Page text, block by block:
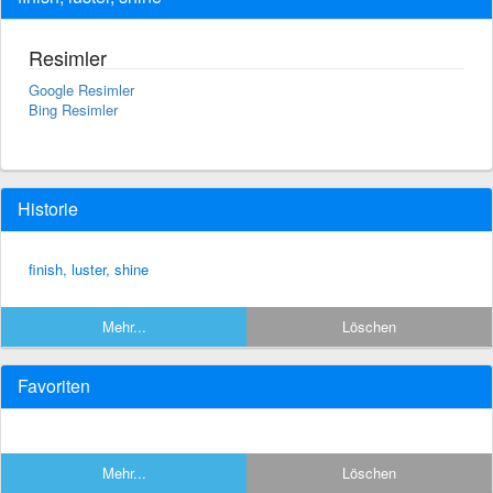
Resimler
Google Resimler
Bing Resimler
Historie
finish, luster, shine
Mehr... Löschen
Favoriten
Mehr... Löschen